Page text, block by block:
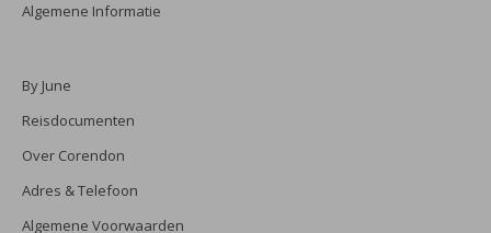
Algemene Informatie
By June
Reisdocumenten
Over Corendon
Adres & Telefoon
Algemene Voorwaarden